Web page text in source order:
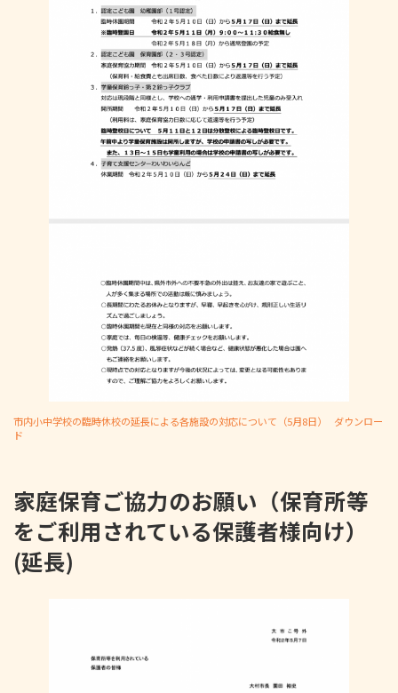
市内小中学校の臨時休校の延長による各施設の対応について（5月8日）
ダウンロー
ド
家庭保育ご協力のお願い（保育所等
をご利用されている保護者様向け）
(延長)